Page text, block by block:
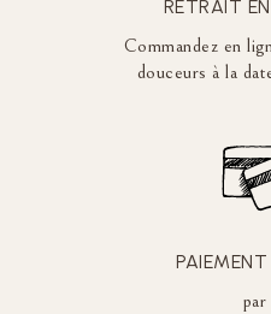
RETRAIT
Commandez en
douceurs à la